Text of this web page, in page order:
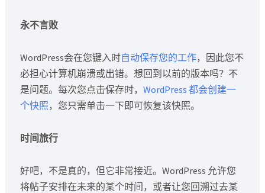
永不言败
WordPress会在您键入时自动保存您的工作，因此您不
必担心计算机崩溃或出错。想回到以前的版本吗？不
是问题。每次您点击保存时， WordPress 都会创建一
个快照，您只需单击一下即可恢复该快照。
时间旅行
好吧，不是真的，但它非常接近。WordPress 允许您
将帖子安排在未来的某个时间，或者让您回溯过去某